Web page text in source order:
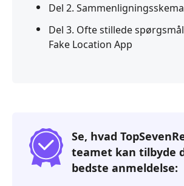
Del 2. Sammenligningsskema
Del 3. Ofte stillede
Fake Location App
Se, hvad
teamet kan tilbyde
bedste anmeldelse: